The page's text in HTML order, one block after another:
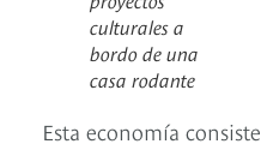
culturales a
bordo de una
casa rodante
Esta economía consiste